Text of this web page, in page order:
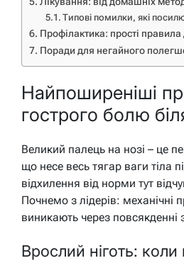
Типові помилки, які
Профілактика: прості правила
Поради для негайного
Найпоширеніші
гострого болю
Великий палець на нозі – це
що несе весь тягар ваги тіла
відхилення від норми тут
Почнемо з лідерів: механічні
виникають через повсякденні
Врослий ніготь: